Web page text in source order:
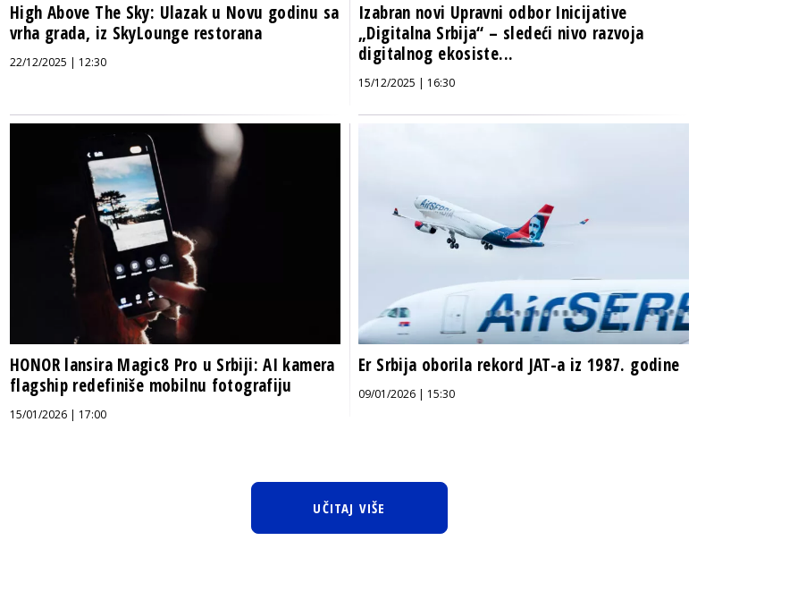
High Above The Sky: Ulazak u Novu godinu sa
vrha grada, iz SkyLounge restorana
22/12/2025 | 12:30
Izabran novi Upravni odbor Inicijative
„Digitalna Srbija“ – sledeći nivo razvoja
digitalnog ekosiste...
15/12/2025 | 16:30
HONOR lansira Magic8 Pro u Srbiji: AI kamera
flagship redefiniše mobilnu fotografiju
15/01/2026 | 17:00
Er Srbija oborila rekord JAT-a iz 1987. godine
09/01/2026 | 15:30
UČITAJ VIŠE